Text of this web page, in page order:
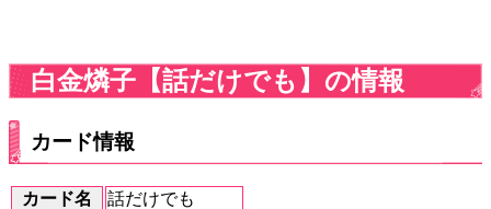
白金燐子【話だけでも】の情報
カード情報
カード名 話だけでも